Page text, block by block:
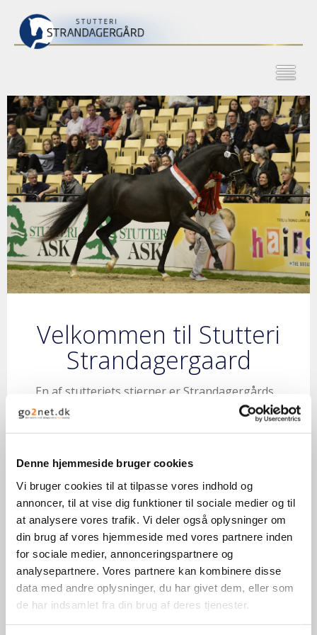
Denne hjemmeside bruger cookies
Vi bruger cookies til at tilpasse vores indhold og
annoncer, til at vise dig funktioner til sociale medier og til
at analysere vores trafik. Vi deler også oplysninger om
din brug af vores hjemmeside med vores partnere inden
for sociale medier, annonceringspartnere og
analysepartnere. Vores partnere kan kombinere disse
data med andre oplysninger, du har givet dem, eller som
de har indsamlet fra din brug af deres tjenester.
Velkommen til Stutteri
Strandagergaard
En af stutteriets stjerner er Strandagergårds
Faustino. Han blev præmiehingst i Herning
2016.
Strandagergårds Scirocco, der blev Årets
dressurbetonede hingsteføl 2014 og blev
solgt for rekordprisen 550.000kr. på DV´s
elitefølauktion.
Vi har været udtaget til eliteskuet med føl i
2016, 2017 (i finalen) og i 2019 (i finalen.
Avlspræstation fra 2020, hvor vi i DV-region 3
besatte både 1. pladsen og 2. pladsen med det
bedste og det næstbedste dressurbetingede